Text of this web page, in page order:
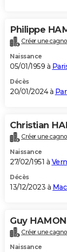
Philippe
Créer une
Naissance
05/01/1959 à
Décès
20/01/2024 à
Christian
Créer une
Naissance
27/02/1951 à
Décès
13/12/2023 à
Guy
Créer une
Naissance